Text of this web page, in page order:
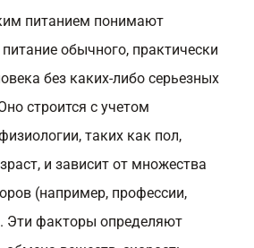
питанием понимают
обычного, практически
без каких-либо серьезных
строится с учетом
таких как пол,
и зависит от множества
(например, профессии,
Эти факторы определяют